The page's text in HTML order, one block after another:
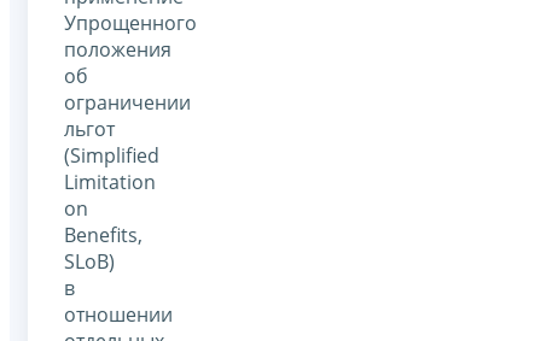
Упрощенного
положения
об
ограничении
льгот
(Simplified
Limitation
on
Benefits,
SLoB)
в
отношении